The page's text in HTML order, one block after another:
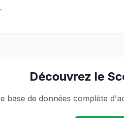
Découvrez le
base de données complète